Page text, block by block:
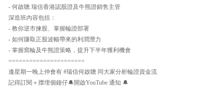
- 何啟聰 瑞信香港認股證及牛熊證銷售主管
深造班內容包括：
- 教你逆市揀股、掌握輪證部署
- 如何賺取正股波幅帶來的利潤潛力
- 掌握窩輪及牛熊證策略，提升下半年獲利機會
======================
逢星期一晚上仲會有 #瑞信何啟聰 同大家分析輪證資金流
記得訂閱＋㩒埋個鐘仔🔔開啟YouTube 通知 🔔